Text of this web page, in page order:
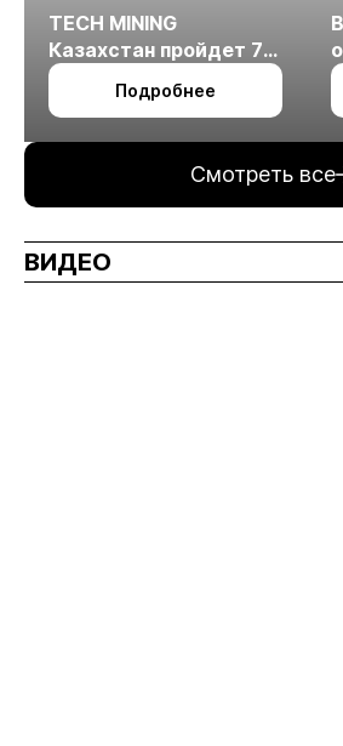
TECH MINING
Казахстан пройдет 7
октября в Алматы
Подробнее
Смотреть все
ВИДЕО